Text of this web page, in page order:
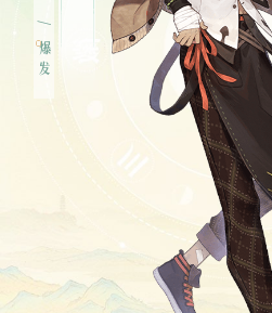
视听
IP衍
空桑寄
/
爆发